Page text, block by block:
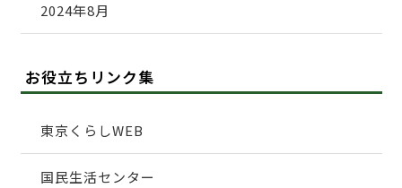
2024年8月
お役立ちリンク集
東京くらしWEB
国民生活センター